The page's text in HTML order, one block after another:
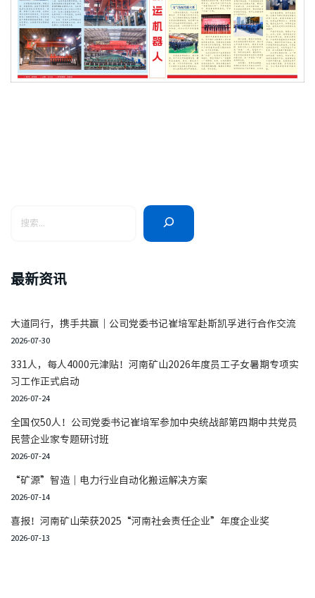
最新资讯
大道同行，携手共赢｜公司党委书记崔培军赴斯凯孚进行合作交流
2026-07-30
331人，每人4000元津贴！河南矿山2026年度员工子女暑期专项实
习工作正式启动
2026-07-24
全国仅50人！公司党委书记崔培军参加中央统战部第四期中共党员
民营企业家专题研讨班
2026-07-24
“矿源”智造｜电力行业自动化搬运解决方案
2026-07-14
喜报！河南矿山荣获2025“河南社会责任企业”年度企业奖
2026-07-13